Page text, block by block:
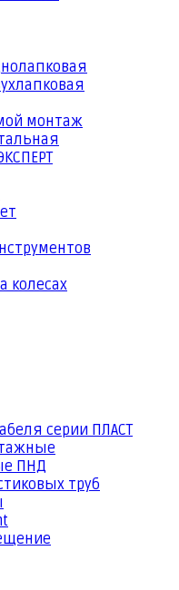
монтаж
колесах
серии ПЛАСТ
ПНД
труб